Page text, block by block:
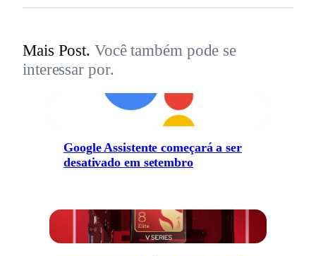
Mais Post. Você também pode se
interessar por.
Google Assistente começará a ser
desativado em setembro